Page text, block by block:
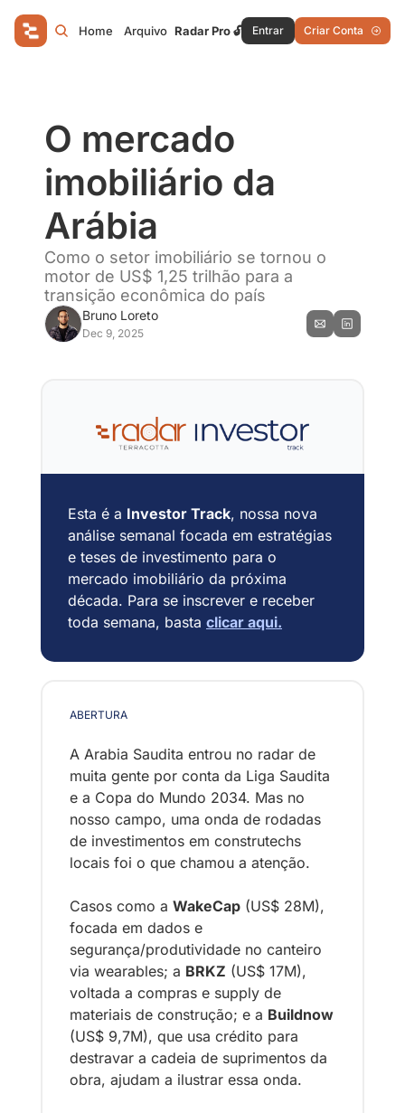
Home Arquivo Radar Pro 🔓 Entrar Criar Conta
O mercado
imobiliário da
Arábia
Como o setor imobiliário se tornou o
motor de US$ 1,25 trilhão para a
transição econômica do país
Bruno Loreto
Dec 9, 2025
Esta é a Investor Track, nossa nova
análise semanal focada em estratégias
e teses de investimento para o
mercado imobiliário da próxima
década. Para se inscrever e receber
toda semana, basta clicar aqui.
ABERTURA
A Arabia Saudita entrou no radar de
muita gente por conta da Liga Saudita
e a Copa do Mundo 2034. Mas no
nosso campo, uma onda de rodadas
de investimentos em construtechs
locais foi o que chamou a atenção.
Casos como a WakeCap (US$ 28M),
focada em dados e
segurança/produtividade no canteiro
via wearables; a BRKZ (US$ 17M),
voltada a compras e supply de
materiais de construção; e a Buildnow
(US$ 9,7M), que usa crédito para
destravar a cadeia de suprimentos da
obra, ajudam a ilustrar essa onda.